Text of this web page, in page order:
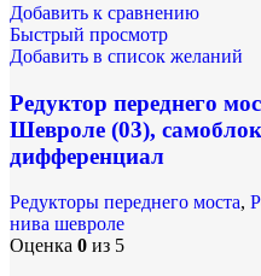
Добавить к сравнению
Быстрый просмотр
Добавить в список желаний
Редуктор переднего
Шевроле (03),
дифференциал
Редукторы переднего моста,
нива шевроле
Оценка 0 из 5